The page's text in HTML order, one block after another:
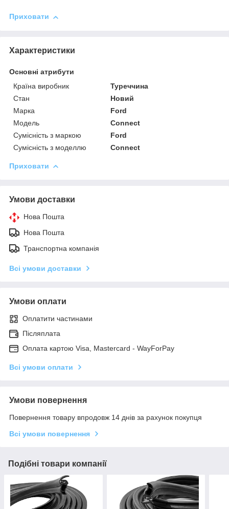
Приховати
Характеристики
Основні атрибути
Країна виробник
Туреччина
Стан
Новий
Марка
Ford
Модель
Connect
Сумісність з маркою
Ford
Сумісність з моделлю
Connect
Приховати
Умови доставки
Нова Пошта
Нова Пошта
Транспортна компанія
Всі умови доставки
Умови оплати
Оплатити частинами
Післяплата
Оплата картою Visa, Mastercard - WayForPay
Всі умови оплати
Умови повернення
Повернення товару впродовж 14 днів за рахунок покупця
Всі умови повернення
Подібні товари компанії